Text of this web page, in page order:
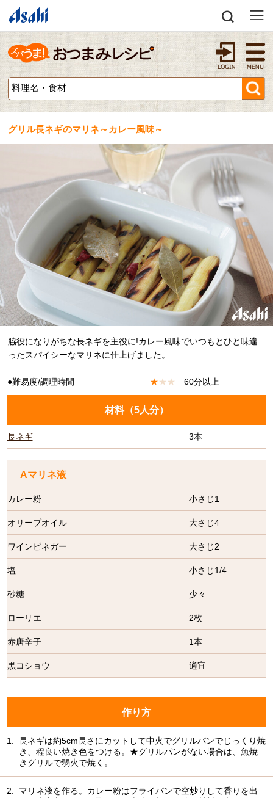
グリル長ネギのマリネ～カレー風味～
脇役になりがちな長ネギを主役に!カレー風味でいつもとひと味違
ったスパイシーなマリネに仕上げました。
●難易度/調理時間 ★★ ★ 60分以上
材料（5人分）
長ネギ 3本
Aマリネ液
カレー粉 小さじ1
オリーブオイル 大さじ4
ワインビネガー 大さじ2
塩 小さじ1/4
砂糖 少々
ローリエ 2枚
赤唐辛子 1本
黒コショウ 適宜
作り方
1.
長ネギは約5cm長さにカットして中火でグリルパンでじっくり焼
き、程良い焼き色をつける。★グリルパンがない場合は、魚焼
きグリルで弱火で焼く。
2.
マリネ液を作る。カレー粉はフライパンで空炒りして香りを出